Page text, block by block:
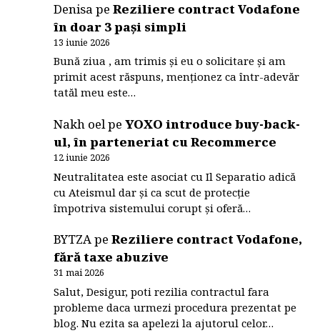
DenisapeReziliere contract Vodafone
în doar 3 pași simpli
13 iunie 2026
Bună ziua , am trimis și eu o solicitare și am
primit acest răspuns, menționez ca într-adevăr
tatăl meu este…
Nakh oelpeYOXO introduce buy-back-
ul, în parteneriat cu Recommerce
12 iunie 2026
Neutralitatea este asociat cu Il Separatio adică
cu Ateismul dar și ca scut de protecție
împotriva sistemului corupt și oferă…
BYTZApeReziliere contract Vodafone,
fără taxe abuzive
31 mai 2026
Salut, Desigur, poti rezilia contractul fara
probleme daca urmezi procedura prezentat pe
blog. Nu ezita sa apelezi la ajutorul celor…